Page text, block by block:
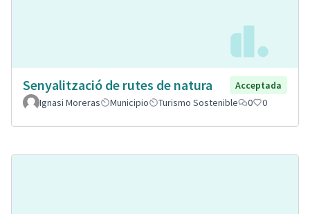
Senyalització de rutes de natura
Acceptada
Ignasi Moreras
Municipio Turismo Sostenible 0 0